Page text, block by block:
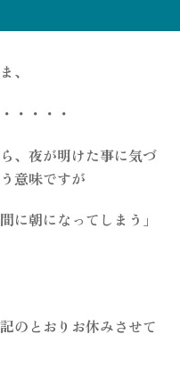
、
・・・・
、夜が明けた事に気づ
意味ですが
に朝になってしまう」
のとおりお休みさせて